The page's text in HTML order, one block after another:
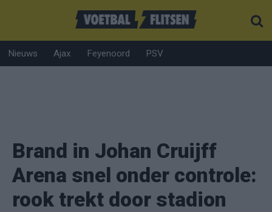
Nieuws Ajax Feyenoord PSV
Brand in Johan Cruijff
Arena snel onder controle:
rook trekt door stadion